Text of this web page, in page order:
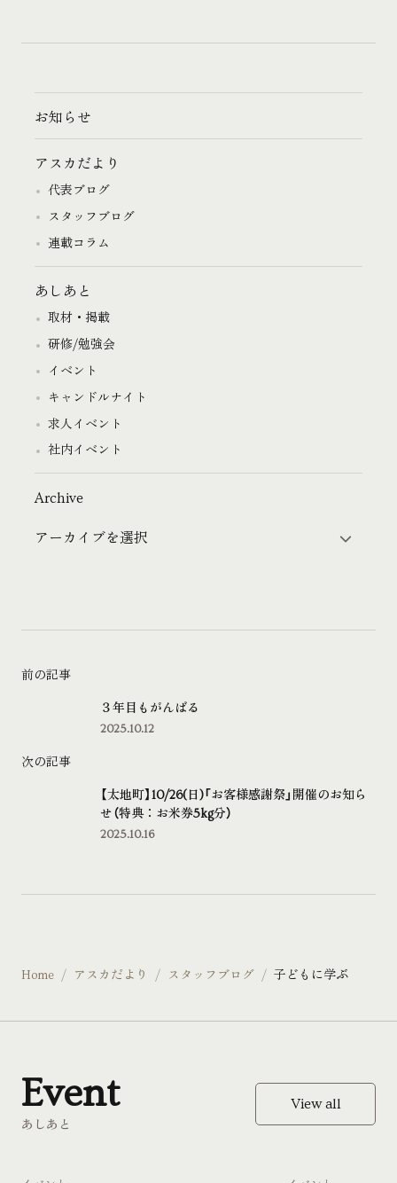
お知らせ
アスカだより
代表ブログ
スタッフブログ
連載コラム
あしあと
取材・掲載
研修/勉強会
イベント
キャンドルナイト
求人イベント
社内イベント
Archive
前の記事
３年目もがんばる
2025.10.12
次の記事
【太地町】10/26(日)「お客様感謝祭」開催のお知ら
せ（特典：お米券5kg分）
2025.10.16
Home アスカだより スタッフブログ 子どもに学ぶ
あしあと
Event View all